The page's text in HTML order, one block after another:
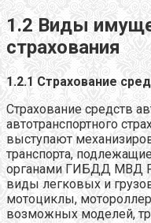
1.2 Виды
страхования
1.2.1 Страхование
Страхование средств
автотранспортного
выступают
транспорта,
органами ГИБДД МВД
виды легковых и
мотоциклы,
возможных моделей,